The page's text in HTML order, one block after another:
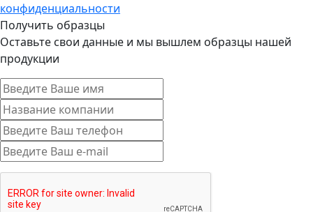
конфиденциальности
Получить образцы
Оставьте свои данные и мы вышлем образцы нашей
продукции